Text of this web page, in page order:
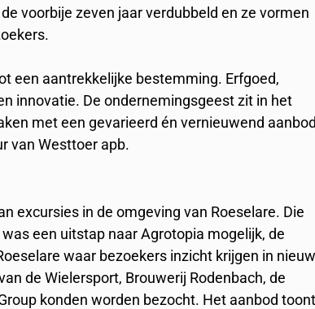
voorbije zeven jaar verdubbeld en ze vormen
een aantrekkelijke bestemming. Erfgoed,
innovatie. De ondernemingsgeest zit in het
met een gevarieerd én vernieuwend aanbod
van Westtoer apb.
excursies in de omgeving van Roeselare. Die
een uitstap naar Agrotopia mogelijk, de
waar bezoekers inzicht krijgen in
de Wielersport, Brouwerij Rodenbach, de
konden worden bezocht. Het aanbod toont